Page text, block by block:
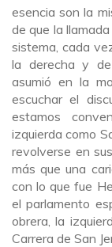
esencia son la
de que la
sistema, cada
la derecha y
asumió en la
escuchar el
estamos
izquierda como
revolverse en
más que una
con lo que fue
el parlamento
obrera, la
Carrera de San